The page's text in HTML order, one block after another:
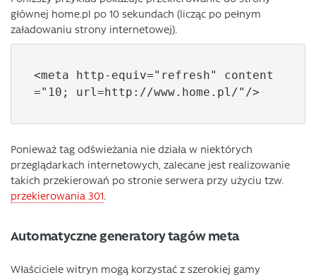
głównej home.pl po 10 sekundach (licząc po pełnym
załadowaniu strony internetowej).
<meta http-equiv="refresh" content
="10; url=http://www.home.pl/"/>
Ponieważ tag odświeżania nie działa w niektórych
przeglądarkach internetowych, zalecane jest realizowanie
takich przekierowań po stronie serwera przy użyciu tzw.
przekierowania 301.
Automatyczne generatory tagów meta
Właściciele witryn mogą korzystać z szerokiej gamy